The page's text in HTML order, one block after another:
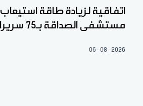
اتفاقية لزيادة طاقة استيعاب
مستشفى الصداقة بـ75 سريرا
06-08-2026